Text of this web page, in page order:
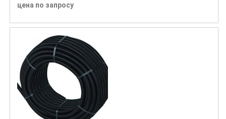
цена по запросу